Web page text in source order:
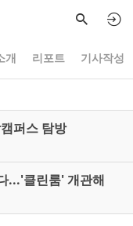
개 리포트 기사작성
퍼스 탐방
...'클린룸' 개관해